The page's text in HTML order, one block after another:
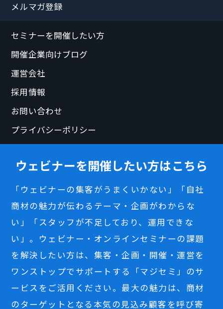
メルマガ登録
セミナーを開催したい方
開催企業向けブログ
運営会社
採用情報
お問い合わせ
プライバシーポリシー
ウェビナーを開催したい方はこちら
「ウェビナーの集客がうまくいかない」「自社
商材の魅力が伝わるテーマ・企画がわからな
い」「スタッフが不足しており、運用できな
い」。ウェビナー・オンラインセミナーの課題
を解決したい方は、集客・企画・開催・運営を
ワンストップでサポートする「マジセミ」のサ
ービスをご活用ください。最大の魅力は、商材
のターゲットとなる本気の見込み顧客を呼び寄